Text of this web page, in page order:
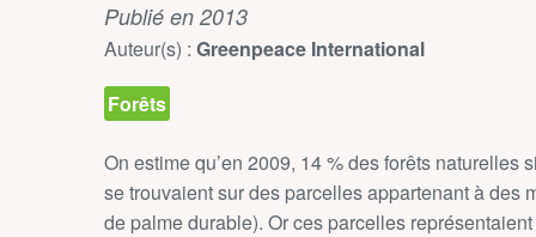
Publié en 2013
Auteur(s) : Greenpeace International
Forêts
On estime qu’en 2009, 14 % des forêts
se trouvaient sur des parcelles appartenant à des
de palme durable). Or ces parcelles